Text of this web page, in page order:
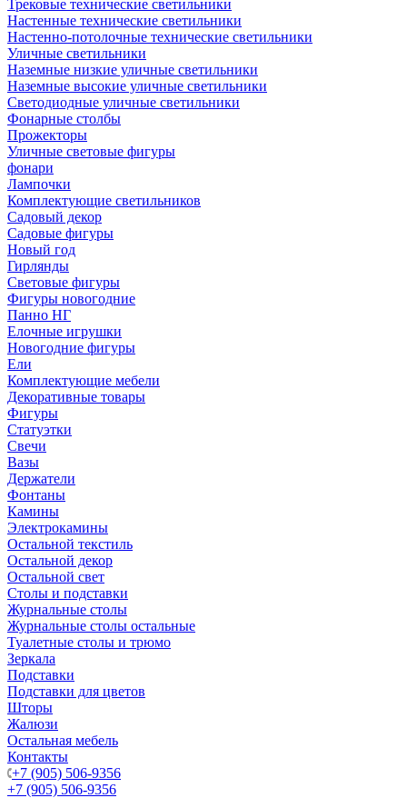
Трековые технические светильники
Настенные технические светильники
Настенно-потолочные технические светильники
Уличные светильники
Наземные низкие уличные светильники
Наземные высокие уличные светильники
Светодиодные уличные светильники
Фонарные столбы
Прожекторы
Уличные световые фигуры
фонари
Лампочки
Комплектующие светильников
Садовый декор
Садовые фигуры
Новый год
Гирлянды
Световые фигуры
Фигуры новогодние
Панно НГ
Елочные игрушки
Новогодние фигуры
Ели
Комплектующие мебели
Декоративные товары
Фигуры
Статуэтки
Свечи
Вазы
Держатели
Фонтаны
Камины
Электрокамины
Остальной текстиль
Остальной декор
Остальной свет
Столы и подставки
Журнальные столы
Журнальные столы остальные
Туалетные столы и трюмо
Зеркала
Подставки
Подставки для цветов
Шторы
Жалюзи
Остальная мебель
Контакты
+7 (905) 506-9356
+7 (905) 506-9356